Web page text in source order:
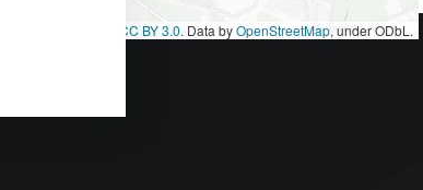
CC BY 3.0. Data byOpenStreetMap, under ODbL.